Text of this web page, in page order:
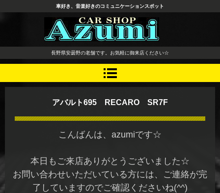
長野県 安曇野市 タイヤ ホ
イール デッドニング カーオ
ーディオ レカロシート
車好き、音楽好きのコミュニケーションスポット
長野県安曇野の老舗です。お気軽に御来店ください☆
アバルト695 RECARO SR7F
こんばんは、azumiです☆
本日もご来店ありがとうございました☆
お問い合わせいただいている方には、ご連絡が完
了していますのでご確認くださいね(^^)